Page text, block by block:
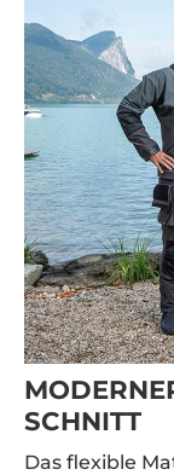
SCHNITT
Das flexible